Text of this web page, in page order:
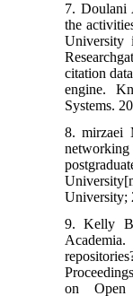
7. Doulani
the
University
citation
engine.
Systems.
8. mirzaei
University;
9. Kelly
on Open